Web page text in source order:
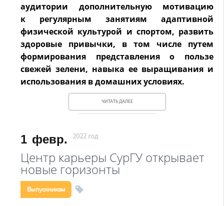
аудитории дополнительную мотивацию
к регулярным занятиям адаптивной
физической культурой и спортом, развить
здоровые привычки, в том числе путем
формирования представления о пользе
свежей зелени, навыка ее выращивания и
использования в домашних условиях.
ЧИТАТЬ ДАЛЕЕ
1 февр. 2022 год
Центр карьеры СурГУ открывает
новые горизонты
Выпускникам